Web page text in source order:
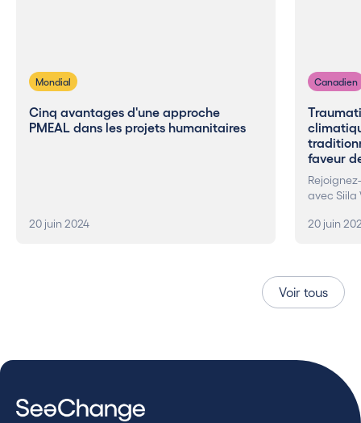
Mondial
Cinq avantages d'une approche
PMEAL dans les projets humanitaires
20 juin 2024
Canadien
faveur
avec Siila
20 juin
Voir tous